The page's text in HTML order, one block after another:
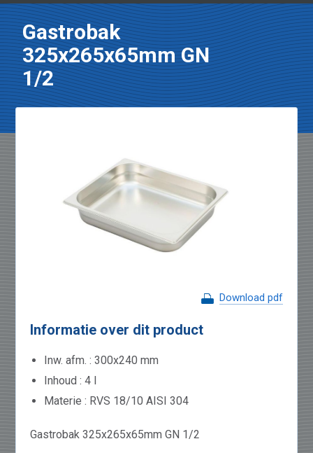
Gastrobak
325x265x65mm GN
1/2
Download pdf
Informatie over dit product
Inw. afm. : 300x240 mm
Inhoud : 4 l
Materie : RVS 18/10 AISI 304
Gastrobak 325x265x65mm GN 1/2